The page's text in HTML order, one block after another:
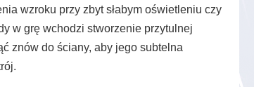
wzroku przy zbyt słabym oświetleniu czy
w grę wchodzi stworzenie przytulnej
znów do ściany, aby jego subtelna